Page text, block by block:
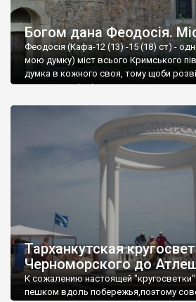
Богом дана Феодосія.
Феодосія (Кафа-12 (13) -15 (18) ст) -
мою думку) міст всього Кримського
думка в кожного своя, тому щоби
запрошую відвідати це
Тарханкутская
Черноморского до
К сожалению настоящей
пешком вдоль побережья,поэтому